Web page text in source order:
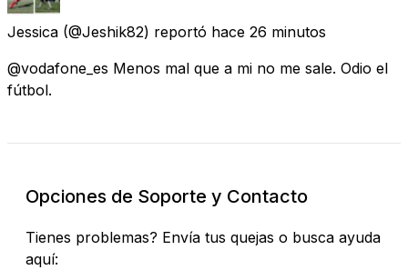
Jessica (@Jeshik82) reportó hace 26 minutos
@vodafone_es Menos mal que a mi no me sale. Odio el
fútbol.
Opciones de Soporte y Contacto
Tienes problemas? Envía tus quejas o busca ayuda
aquí: